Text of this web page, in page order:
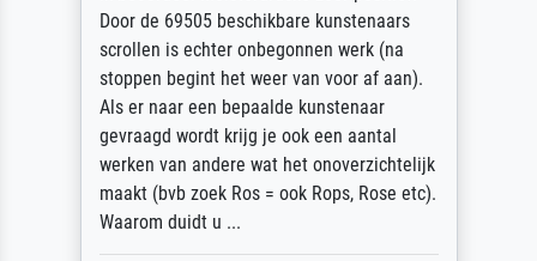
getrübt, dass das Bild entgegen einer
angegebenen Lieferanschrift (sollte eine
Überraschung für die normannische
Ehefrau sein zum Hochzeits- gleichzeitig
auch Geburtstag sein) doch nach zu Hause
zugestellt wurde.